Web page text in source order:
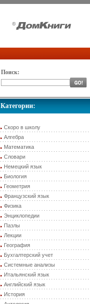
Поиск:
Категории:
Скоро в школу
Алгебра
Математика
Словари
Немецкий язык
Биология
Геометрия
Французский язык
Физика
Энциклопедии
Пазлы
Лекции
География
Бухгалтерский учет
Системные анализы
Итальянский язык
Английский язык
История